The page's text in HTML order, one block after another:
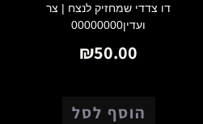
דו צדדי שמחזיק לנצח | צר
ועדין00000000
₪50.00
הוסף לסל